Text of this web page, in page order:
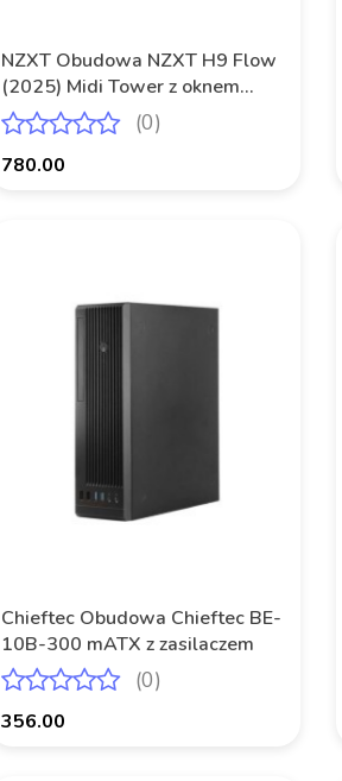
NZXT Obudowa NZXT H9 Flow
(2025) Midi Tower z oknem
czarna
(0)
780.00
Chieftec Obudowa Chieftec BE-
10B-300 mATX z zasilaczem
(0)
356.00